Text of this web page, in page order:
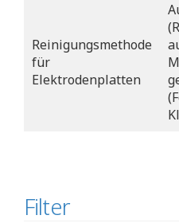
Reinigungsmethode
für
Elektrodenplatten
Filter